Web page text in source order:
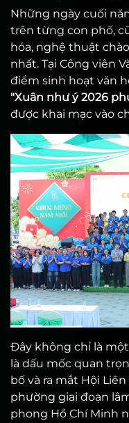
Những ngày cuối
trên từng con phố,
hóa, nghệ thuật
nhất. Tại Công viên
điểm sinh hoạt văn
"Xuân như ý 2026
được khai mạc vào
Đây không chỉ là
là dấu mốc quan
bố và ra mắt Hội
phường giai đoạn
phong Hồ Chí Minh